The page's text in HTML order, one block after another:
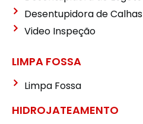
Desentupidora de Calhas
Video Inspeção
LIMPA FOSSA
Limpa Fossa
HIDROJATEAMENTO